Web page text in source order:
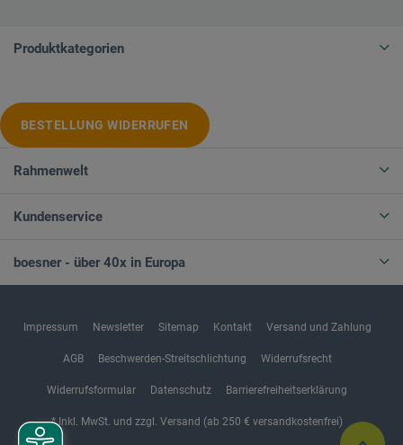
Produktkategorien
BESTELLUNG WIDERRUFEN
Rahmenwelt
Kundenservice
boesner - über 40x in Europa
Impressum Newsletter Sitemap Kontakt Versand und Zahlung
AGB Beschwerden-Streitschlichtung Widerrufsrecht
Widerrufsformular Datenschutz Barrierefreiheitserklärung
* Inkl. MwSt. und zzgl. Versand (ab 250 € versandkostenfrei)